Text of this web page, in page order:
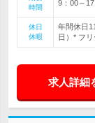
時間
9：00～
休日
休暇
年間休日
日）* フ
求人詳細